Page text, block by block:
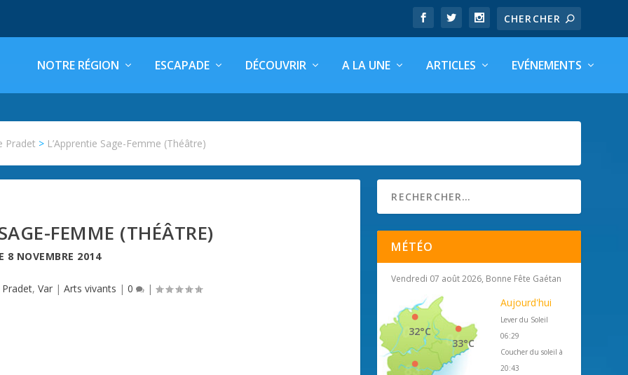
NOTRE RÉGION ESCAPADE DÉCOUVRIR A LA UNE ARTICLES EVÉNEMENTS
Pradet > L’Apprentie Sage-Femme (Théâtre)
FEMME (THÉÂTRE)
8 NOVEMBRE 2014
, Var| Arts vivants | 0 |
MÉTÉO
Vendredi 07 août 2026, Bonne Fête Gaétan
33°C
32°C
Aujourd'hui
Lever du Soleil
06:29
Coucher du soleil à
20:43